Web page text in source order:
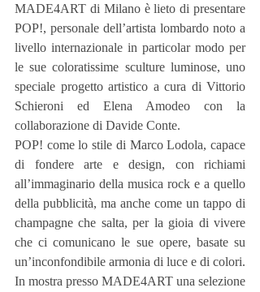
MADE4ART di Milano è lieto di presentare
POP!, personale dell’artista lombardo noto a
livello internazionale in particolar modo per
le sue coloratissime sculture luminose, uno
speciale progetto artistico a cura di Vittorio
Schieroni ed Elena Amodeo con la
collaborazione di Davide Conte.
POP! come lo stile di Marco Lodola, capace
di fondere arte e design, con richiami
all’immaginario della musica rock e a quello
della pubblicità, ma anche come un tappo di
champagne che salta, per la gioia di vivere
che ci comunicano le sue opere, basate su
un’inconfondibile armonia di luce e di colori.
In mostra presso MADE4ART una selezione